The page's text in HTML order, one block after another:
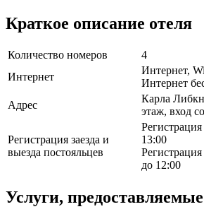
Краткое описание отеля
Количество номеров
4
Интернет
Интернет,
Интернет
Адрес
Карла
этаж, вход
Регистрация заезда и
выезда постояльцев
Регистрация
13:00
до 12:00
Услуги,